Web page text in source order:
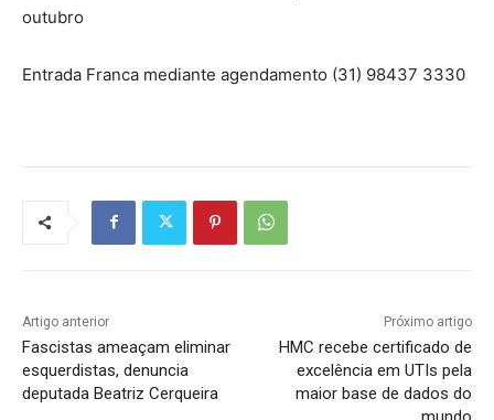
outubro
Entrada Franca mediante agendamento (31) 98437 3330
Artigo anterior
Fascistas ameaçam eliminar
esquerdistas, denuncia
deputada Beatriz Cerqueira
Próximo artigo
HMC recebe certificado de
excelência em UTIs pela
maior base de dados do